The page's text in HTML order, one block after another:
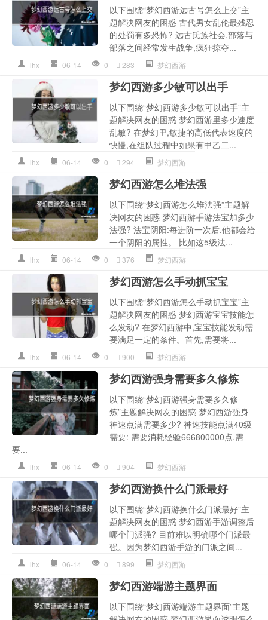
以下围绕“梦幻西游远古号怎么上交”主
题解决网友的困惑 古代男女乱伦最残忍
的处罚有多恐怖? 远古氏族社会,部落与
部落之间经常发生战争,疯狂掠夺...
lhx 06-14 0 283 梦幻西游
梦幻西游多少敏可以出手
以下围绕“梦幻西游多少敏可以出手”主
题解决网友的困惑 梦幻西游里多少速度
乱敏? 在梦幻里,敏捷的高低代表速度的
快慢,在组队过程中如果有甲乙二...
lhx 06-14 0 294 梦幻西游
梦幻西游怎么堆法强
以下围绕“梦幻西游怎么堆法强”主题解
决网友的困惑 梦幻西游手游法宝加多少
法强? 法宝阴阳:每进阶一次后,他都会给
一个阴阳的属性。 比如这5级法...
lhx 06-14 0 376 梦幻西游
梦幻西游怎么手动抓宝宝
以下围绕“梦幻西游怎么手动抓宝宝”主
题解决网友的困惑 梦幻西游宝宝技能怎
么发动? 在梦幻西游中,宝宝技能发动需
要满足一定的条件。首先,需要将...
lhx 06-14 0 900 梦幻西游
梦幻西游强身需要多久修炼
以下围绕“梦幻西游强身需要多久修
炼”主题解决网友的困惑 梦幻西游强身
神速点满需要多少? 神速技能点满40级
需要: 需要消耗经验666800000点,需
要...
lhx 06-14 0 904 梦幻西游
梦幻西游换什么门派最好
以下围绕“梦幻西游换什么门派最好”主
题解决网友的困惑 梦幻西游手游调整后
哪个门派强? 目前难以明确哪个门派最
强。因为梦幻西游手游的门派之间...
lhx 06-14 0 899 梦幻西游
梦幻西游端游主题界面
以下围绕“梦幻西游端游主题界面”主题